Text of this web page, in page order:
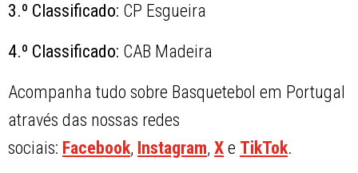
3.º Classificado: CP Esgueira
4.º Classificado: CAB Madeira
Acompanha tudo sobre Basquetebol em Portugal
através das nossas redes
sociais: Facebook, Instagram,X e TikTok.